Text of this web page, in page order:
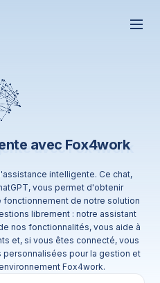
avec Fox4work
intelligente. Ce chat,
vous permet d'obtenir
de notre solution
librement : notre assistant
nos fonctionnalités, vous aide à
et, si vous êtes connecté, vous
pour la gestion et
Fox4work.